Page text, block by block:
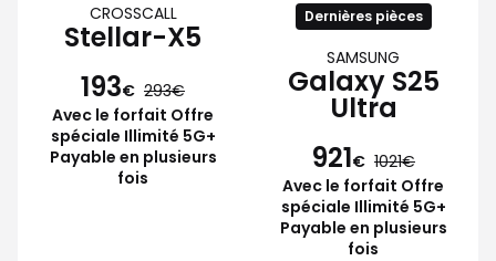
CROSSCALL
Stellar-X5
193€ 293
Avec le forfait Offre
spéciale Illimité 5G+
Payable en plusieurs
fois
Dernières pièces
SAMSUNG
Galaxy S25
Ultra
921€ 1021
Avec le forfait Offre
spéciale Illimité 5G+
Payable en plusieurs
fois